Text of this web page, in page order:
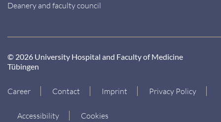
Deanery and faculty council
© 2026 University Hospital and Faculty of Medicine
Tübingen
Career Contact Imprint Privacy Policy
Accessibility Cookies